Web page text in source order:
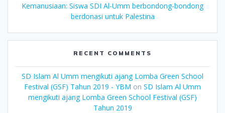
Kemanusiaan: Siswa SDI Al-Umm berbondong-bondong
berdonasi untuk Palestina
RECENT COMMENTS
SD Islam Al Umm mengikuti ajang Lomba Green School
Festival (GSF) Tahun 2019 - YBM on SD Islam Al Umm
mengikuti ajang Lomba Green School Festival (GSF)
Tahun 2019